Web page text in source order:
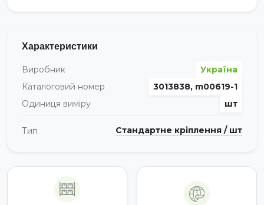
Характеристики
Виробник
Україна
Каталоговий номер
3013838, m00619-1
Одиниця виміру
шт
Тип Стандартне кріплення / шт